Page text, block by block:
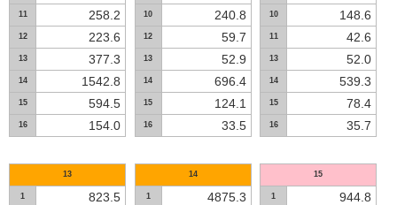
11 258.2
12 223.6
13 377.3
14 1542.8
15 594.5
16 154.0
10 240.8
12 59.7
13 52.9
14 696.4
15 124.1
16 33.5
10 148.6
11 42.6
13 52.0
14 539.3
15 78.4
16 35.7
13
1 823.5
14
1 4875.3
15
1 944.8